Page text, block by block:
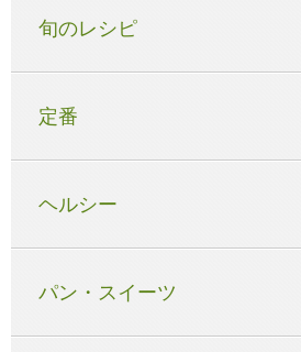
旬のレシピ
定番
ヘルシー
パン・スイーツ